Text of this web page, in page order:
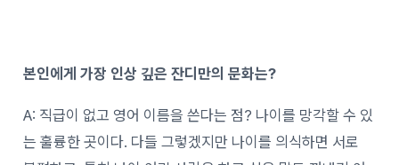
본인에게 가장 인상 깊은 잔디만의 문화는?
A: 직급이 없고 영어 이름을 쓴다는 점? 나이를 망각할 수 있
는 훌륭한 곳이다. 다들 그렇겠지만 나이를 의식하면 서로